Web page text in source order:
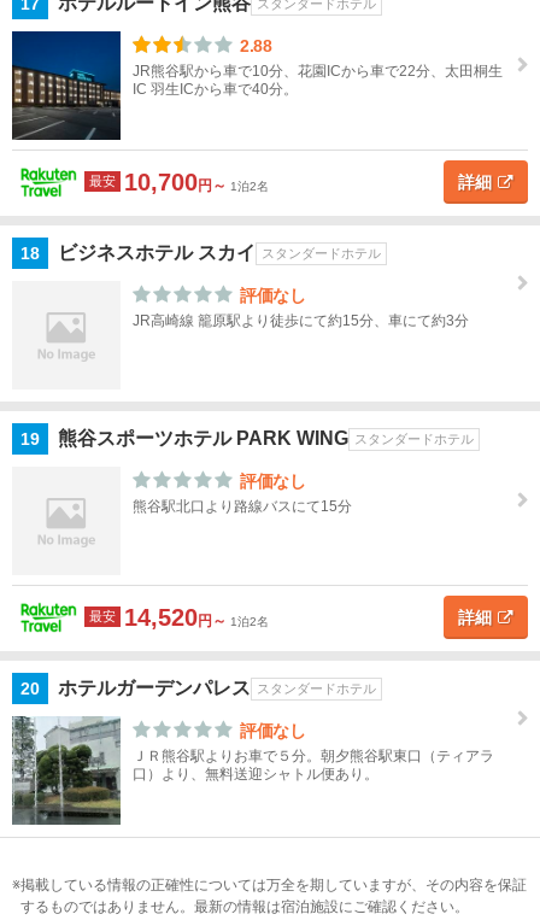
スタンダードホテル
2.88
JR熊谷駅から車で10分、花園ICから車で22分、太田桐生
IC 羽生ICから車で40分。
最安 10,700円～ 1泊2名 詳細
18 ビジネスホテル スカイ スタンダードホテル
評価なし
JR高崎線 籠原駅より徒歩にて約15分、車にて約3分
19 熊谷スポーツホテル PARK WING スタンダードホテル
評価なし
熊谷駅北口より路線バスにて15分
最安 14,520円～ 1泊2名 詳細
20 ホテルガーデンパレス スタンダードホテル
評価なし
ＪＲ熊谷駅よりお車で５分。朝夕熊谷駅東口（ティアラ
口）より、無料送迎シャトル便あり。
掲載している情報の正確性については万全を期していますが、その内容を保証
するものではありません。最新の情報は宿泊施設にご確認ください。